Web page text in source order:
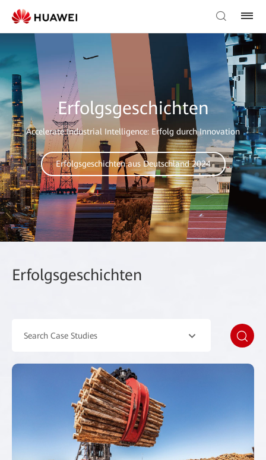
Erfolgsgeschichten
Accelerate Industrial Intelligence: Erfolg durch Innovation
Erfolgsgeschichten aus Deutschland 2024
Erfolgsgeschichten
Search Case Studies